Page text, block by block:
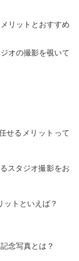
リットとおすすめ
オの撮影を覗いて
せるメリットって
スタジオ撮影をお
トといえば？
念写真とは？